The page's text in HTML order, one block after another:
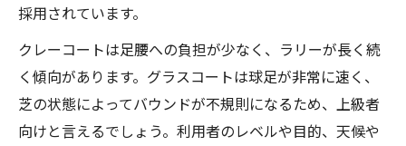
採用されています。
クレーコートは足腰への負担が少なく、ラリーが長く続
く傾向があります。グラスコートは球足が非常に速く、
芝の状態によってバウンドが不規則になるため、上級者
向けと言えるでしょう。利用者のレベルや目的、天候や